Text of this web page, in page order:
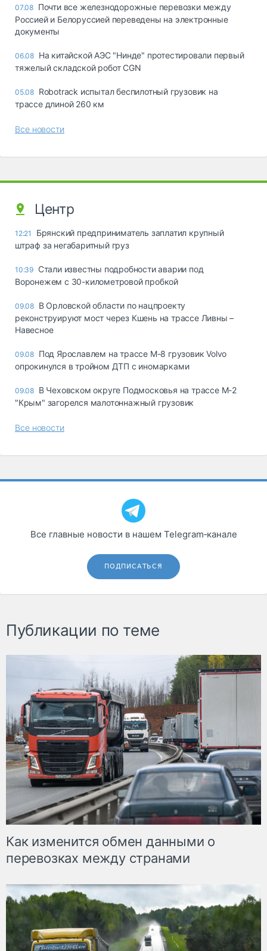
07.08 Почти все железнодорожные перевозки между
Россией и Белоруссией переведены на электронные
документы
06.08 На китайской АЭС "Нинде" протестировали первый
тяжелый складской робот CGN
05.08 Robotrack испытал беспилотный грузовик на
трассе длиной 260 км
Все новости
Центр
12:21
Брянский предприниматель заплатил крупный
штраф за негабаритный груз
10:39 Стали известны подробности аварии под
Воронежем с 30-километровой пробкой
09.08 В Орловской области по нацпроекту
реконструируют мост через Кшень на трассе Ливны –
Навесное
09.08 Под Ярославлем на трассе М-8 грузовик Volvo
опрокинулся в тройном ДТП с иномарками
09.08 В Чеховском округе Подмосковья на трассе М-2
"Крым" загорелся малотоннажный грузовик
Все новости
Все главные новости в нашем Telegram‑канале
ПОДПИСАТЬСЯ
Публикации по теме
Как изменится обмен данными о
перевозках между странами